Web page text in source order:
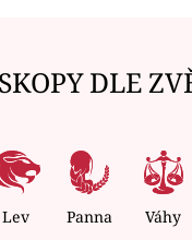
DLE
Lev Panna Váhy